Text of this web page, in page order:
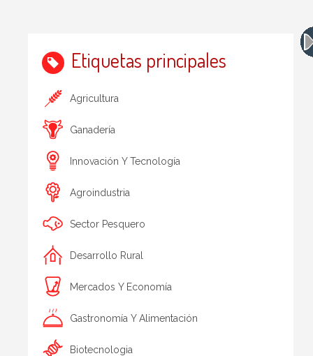
Etiquetas principales
Agricultura
Ganadería
Innovación Y Tecnología
Agroindustria
Sector Pesquero
Desarrollo Rural
Mercados Y Economía
Gastronomía Y Alimentación
Biotecnologia